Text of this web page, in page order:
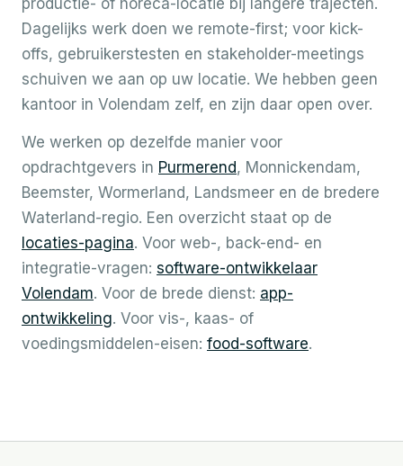
productie- of horeca-locatie bij langere trajecten.
Dagelijks werk doen we remote-first; voor kick-
offs, gebruikerstesten en stakeholder-meetings
schuiven we aan op uw locatie. We hebben geen
kantoor in Volendam zelf, en zijn daar open over.
We werken op dezelfde manier voor
opdrachtgevers in Purmerend, Monnickendam,
Beemster, Wormerland, Landsmeer en de bredere
Waterland-regio. Een overzicht staat op de
locaties-pagina. Voor web-, back-end- en
integratie-vragen: software-ontwikkelaar
Volendam. Voor de brede dienst: app-
ontwikkeling. Voor vis-, kaas- of
voedingsmiddelen-eisen: food-software.